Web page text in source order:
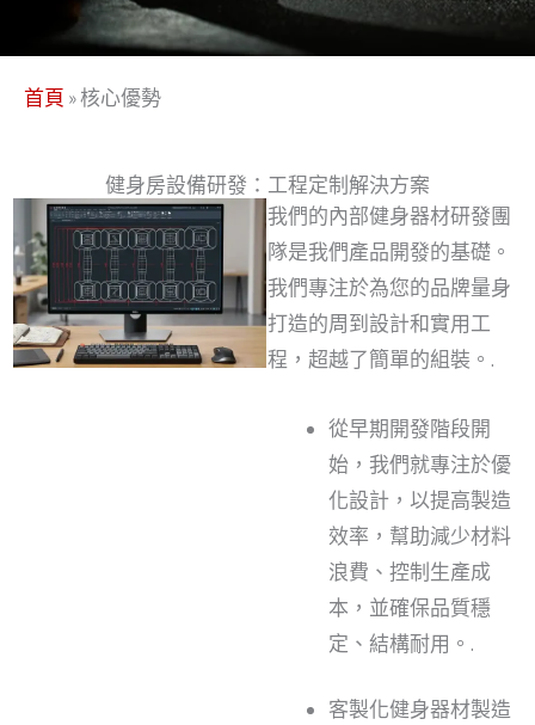
首頁 »核心優勢
健身房設備研發：工程定制解決方案
我們的內部健身器材研發團
隊是我們產品開發的基礎。
我們專注於為您的品牌量身
打造的周到設計和實用工
程，超越了簡單的組裝。.
從早期開發階段開
始，我們就專注於優
化設計，以提高製造
效率，幫助減少材料
浪費、控制生產成
本，並確保品質穩
定、結構耐用。.
客製化健身器材製造